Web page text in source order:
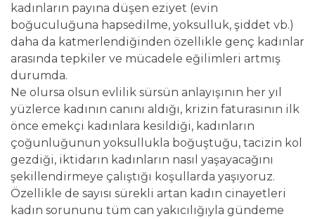
kadınların payına düşen eziyet (evin
boğuculuğuna hapsedilme, yoksulluk, şiddet vb.)
daha da katmerlendiğinden özellikle genç kadınlar
arasında tepkiler ve mücadele eğilimleri artmış
durumda.
Ne olursa olsun evlilik sürsün anlayışının her yıl
yüzlerce kadının canını aldığı, krizin faturasının ilk
önce emekçi kadınlara kesildiği, kadınların
çoğunluğunun yoksullukla boğuştuğu, tacizin kol
gezdiği, iktidarın kadınların nasıl yaşayacağını
şekillendirmeye çalıştığı koşullarda yaşıyoruz.
Özellikle de sayısı sürekli artan kadın cinayetleri
kadın sorununu tüm can yakıcılığıyla gündeme